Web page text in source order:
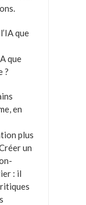
que
que
?
en
plus
un
: il